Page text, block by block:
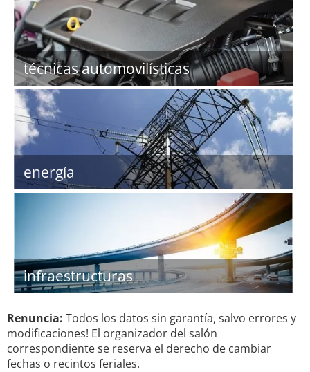
técnicas automovilísticas
energía
infraestructuras
Renuncia: Todos los datos sin garantía, salvo errores y
modificaciones! El organizador del salón
correspondiente se reserva el derecho de cambiar
fechas o recintos feriales.